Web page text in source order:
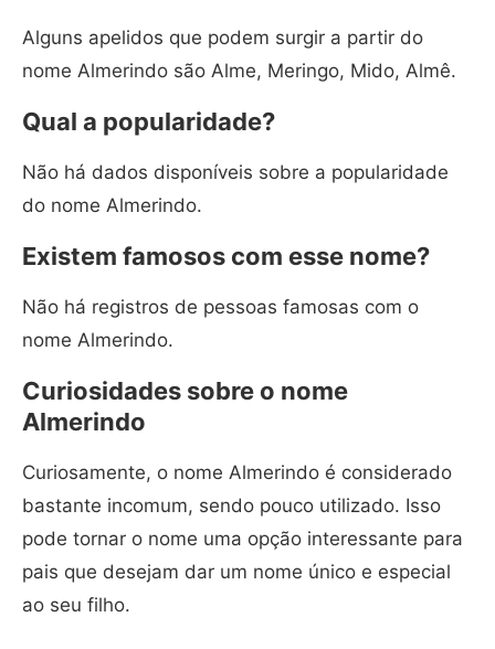
Alguns apelidos que podem surgir a partir do
nome Almerindo são Alme, Meringo, Mido, Almê.
Qual a popularidade?
Não há dados disponíveis sobre a popularidade
do nome Almerindo.
Existem famosos com esse nome?
Não há registros de pessoas famosas com o
nome Almerindo.
Curiosidades sobre o nome
Almerindo
Curiosamente, o nome Almerindo é considerado
bastante incomum, sendo pouco utilizado. Isso
pode tornar o nome uma opção interessante para
pais que desejam dar um nome único e especial
ao seu filho.